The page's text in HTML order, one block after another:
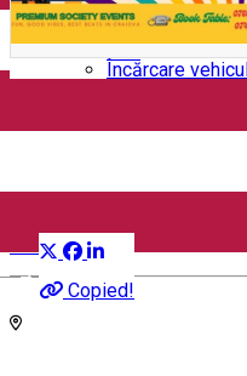
English
Închirieri auto
Închirieri
Taxi
Încărcare
𝐏𝐀𝐑𝐓𝐘
Copied!
Petrecere